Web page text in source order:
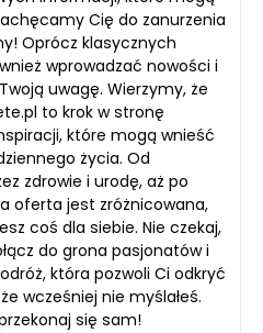
Cię do zanurzenia
Oprócz klasycznych
wprowadzać nowości i
uwagę. Wierzymy, że
to krok w stronę
które mogą wnieść
życia. Od
zdrowie i urodę, aż po
oferta jest zróżnicowana,
coś dla siebie. Nie czekaj,
do grona pasjonatów i
która pozwoli Ci odkryć
wcześniej nie myślałeś.
się sam!